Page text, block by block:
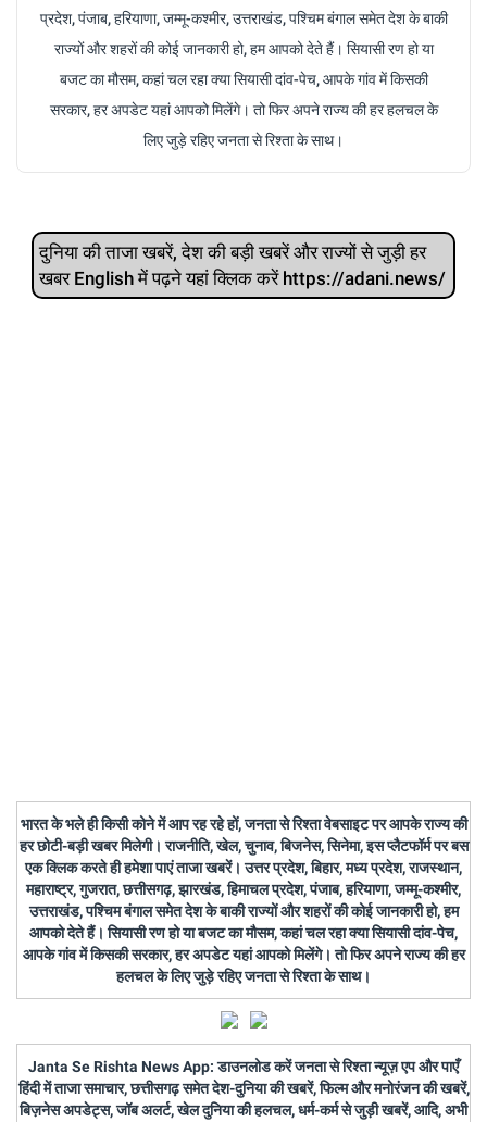
प्रदेश, पंजाब, हरियाणा, जम्मू-कश्मीर, उत्तराखंड, पश्चिम बंगाल समेत देश के बाकी
राज्यों और शहरों की कोई जानकारी हो, हम आपको देते हैं। सियासी रण हो या
बजट का मौसम, कहां चल रहा क्या सियासी दांव-पेच, आपके गांव में किसकी
सरकार, हर अपडेट यहां आपको मिलेंगे। तो फिर अपने राज्य की हर हलचल के
लिए जुड़े रहिए जनता से रिश्ता के साथ।
दुनिया की ताजा खबरें, देश की बड़ी खबरें और राज्‍यों से जुड़ी हर
खबर English में पढ़ने यहां क्लिक करें https://adani.news/
भारत के भले ही किसी कोने में आप रह रहे हों, जनता से रिश्ता वेबसाइट पर आपके राज्य की
हर छोटी-बड़ी खबर मिलेगी। राजनीति, खेल, चुनाव, बिजनेस, सिनेमा, इस प्लैटफॉर्म पर बस
एक क्लिक करते ही हमेशा पाएं ताजा खबरें। उत्तर प्रदेश, बिहार, मध्य प्रदेश, राजस्थान,
महाराष्ट्र, गुजरात, छत्तीसगढ़, झारखंड, हिमाचल प्रदेश, पंजाब, हरियाणा, जम्मू-कश्मीर,
उत्तराखंड, पश्चिम बंगाल समेत देश के बाकी राज्यों और शहरों की कोई जानकारी हो, हम
आपको देते हैं। सियासी रण हो या बजट का मौसम, कहां चल रहा क्या सियासी दांव-पेच,
आपके गांव में किसकी सरकार, हर अपडेट यहां आपको मिलेंगे। तो फिर अपने राज्य की हर
हलचल के लिए जुड़े रहिए जनता से रिश्ता के साथ।
Janta Se Rishta News App: डाउनलोड करें जनता से रिश्ता न्यूज़ एप और पाएँ
हिंदी में ताजा समाचार, छत्तीसगढ़ समेत देश-दुनिया की खबरें, फिल्म और मनोरंजन की खबरें,
बिज़नेस अपडेट्स, जॉब अलर्ट, खेल दुनिया की हलचल, धर्म-कर्म से जुड़ी खबरें, आदि, अभी